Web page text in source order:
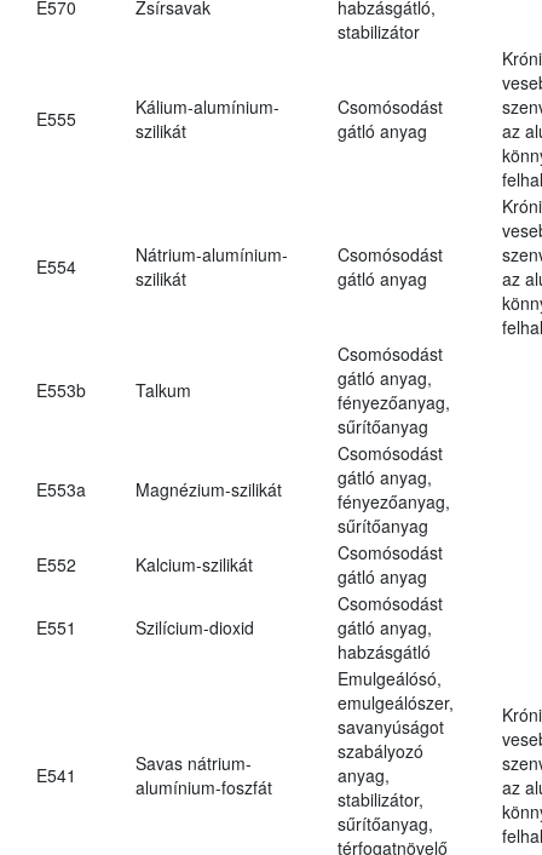
E570 Zsírsavak
habzásgátló,
stabilizátor
E555
Kálium-alumínium-
szilikát
Csomósodást
gátló anyag
az
E554
Nátrium-alumínium-
szilikát
Csomósodást
gátló anyag
az
E553b Talkum
Csomósodást
gátló anyag,
fényezőanyag,
sűrítőanyag
E553a Magnézium-szilikát
Csomósodást
gátló anyag,
fényezőanyag,
sűrítőanyag
E552
Kalcium-szilikát
Csomósodást
gátló anyag
E551 Szilícium-dioxid
Csomósodást
gátló anyag,
habzásgátló
E541
Savas nátrium-
alumínium-foszfát
Emulgeálósó,
emulgeálószer,
savanyúságot
szabályozó
anyag,
stabilizátor,
sűrítőanyag,
térfogatnövelő
az